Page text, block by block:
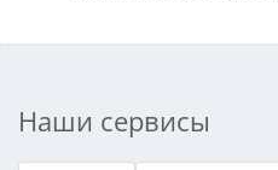
Наши сервисы